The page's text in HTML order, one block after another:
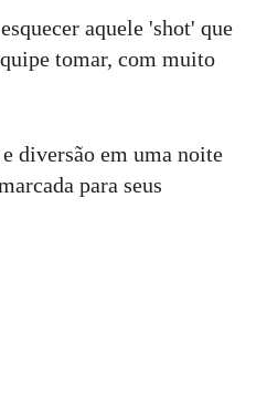
aquele 'shot' que
tomar, com muito
diversão em uma noite
para seus